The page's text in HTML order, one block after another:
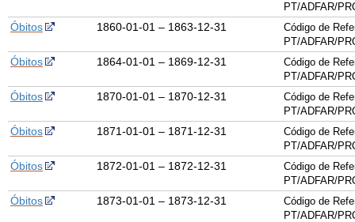
PT/ADFAR/
Óbitos 1860-01-01 – 1863-12-31
Código de
PT/ADFAR/
Óbitos 1864-01-01 – 1869-12-31
Código de
PT/ADFAR/
Óbitos 1870-01-01 – 1870-12-31
Código de
PT/ADFAR/
Óbitos 1871-01-01 – 1871-12-31
Código de
PT/ADFAR/
Óbitos 1872-01-01 – 1872-12-31
Código de
PT/ADFAR/
Óbitos 1873-01-01 – 1873-12-31
Código de
PT/ADFAR/